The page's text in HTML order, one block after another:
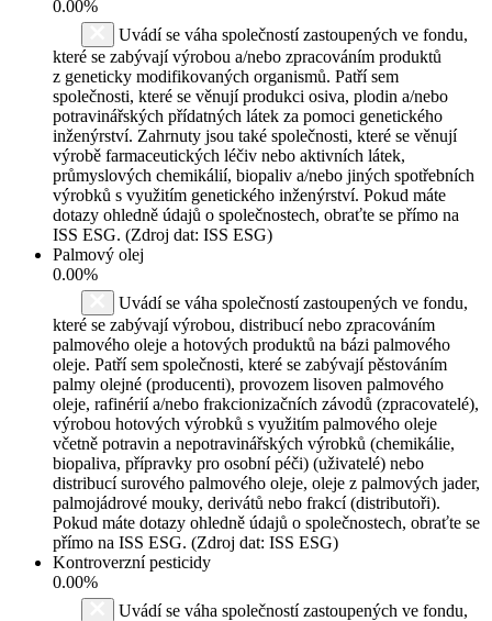
0.00%
Uvádí se váha společností zastoupených ve fondu,
které se zabývají výrobou a/nebo zpracováním produktů
z geneticky modifikovaných organismů. Patří sem
společnosti, které se věnují produkci osiva, plodin a/nebo
potravinářských přídatných látek za pomoci genetického
inženýrství. Zahrnuty jsou také společnosti, které se věnují
výrobě farmaceutických léčiv nebo aktivních látek,
průmyslových chemikálií, biopaliv a/nebo jiných spotřebních
výrobků s využitím genetického inženýrství. Pokud máte
dotazy ohledně údajů o společnostech, obraťte se přímo na
ISS ESG. (Zdroj dat: ISS ESG)
Palmový olej
0.00%
Uvádí se váha společností zastoupených ve fondu,
které se zabývají výrobou, distribucí nebo zpracováním
palmového oleje a hotových produktů na bázi palmového
oleje. Patří sem společnosti, které se zabývají pěstováním
palmy olejné (producenti), provozem lisoven palmového
oleje, rafinérií a/nebo frakcionizačních závodů (zpracovatelé),
výrobou hotových výrobků s využitím palmového oleje
včetně potravin a nepotravinářských výrobků (chemikálie,
biopaliva, přípravky pro osobní péči) (uživatelé) nebo
distribucí surového palmového oleje, oleje z palmových jader,
palmojádrové mouky, derivátů nebo frakcí (distributoři).
Pokud máte dotazy ohledně údajů o společnostech, obraťte se
přímo na ISS ESG. (Zdroj dat: ISS ESG)
Kontroverzní pesticidy
0.00%
Uvádí se váha společností zastoupených ve fondu,